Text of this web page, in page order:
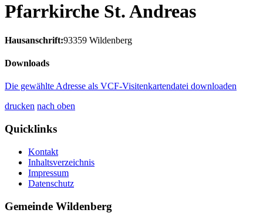
Pfarrkirche St. Andreas
Hausanschrift:93359 Wildenberg
Downloads
Die gewählte Adresse als VCF-Visitenkartendatei downloaden
drucken nach oben
Quicklinks
Kontakt
Inhaltsverzeichnis
Impressum
Datenschutz
Gemeinde Wildenberg